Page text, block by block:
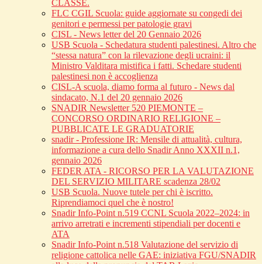
CLASSE.
FLC CGIL Scuola: guide aggiornate su congedi dei
genitori e permessi per patologie gravi
CISL - News letter del 20 Gennaio 2026
USB Scuola - Schedatura studenti palestinesi. Altro che
“stessa natura” con la rilevazione degli ucraini: il
Ministro Valditara mistifica i fatti. Schedare studenti
palestinesi non è accoglienza
CISL-A scuola, diamo forma al futuro - News dal
sindacato, N.1 del 20 gennaio 2026
SNADIR Newsletter 520 PIEMONTE –
CONCORSO ORDINARIO RELIGIONE –
PUBBLICATE LE GRADUATORIE
snadir - Professione IR: Mensile di attualità, cultura,
informazione a cura dello Snadir Anno XXXII n.1,
gennaio 2026
FEDER ATA - RICORSO PER LA VALUTAZIONE
DEL SERVIZIO MILITARE scadenza 28/02
USB Scuola. Nuove tutele per chi è iscritto.
Riprendiamoci quel che è nostro!
Snadir Info-Point n.519 CCNL Scuola 2022–2024: in
arrivo arretrati e incrementi stipendiali per docenti e
ATA
Snadir Info-Point n.518 Valutazione del servizio di
religione cattolica nelle GAE: iniziativa FGU/SNADIR